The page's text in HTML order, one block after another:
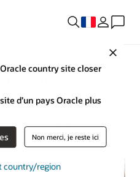
country site closer
d’un pays Oracle plus
Non merci, je reste ici
country/region
des
de la stratégie de contenu